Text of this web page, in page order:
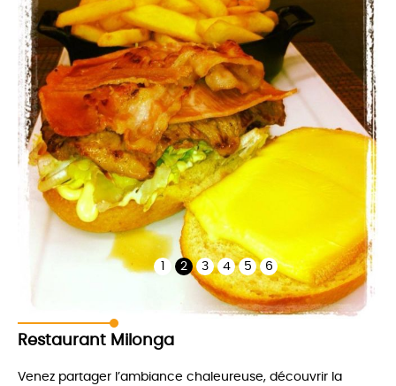
1 2 3 4 5 6
Restaurant Milonga
Venez partager l’ambiance chaleureuse, découvrir la